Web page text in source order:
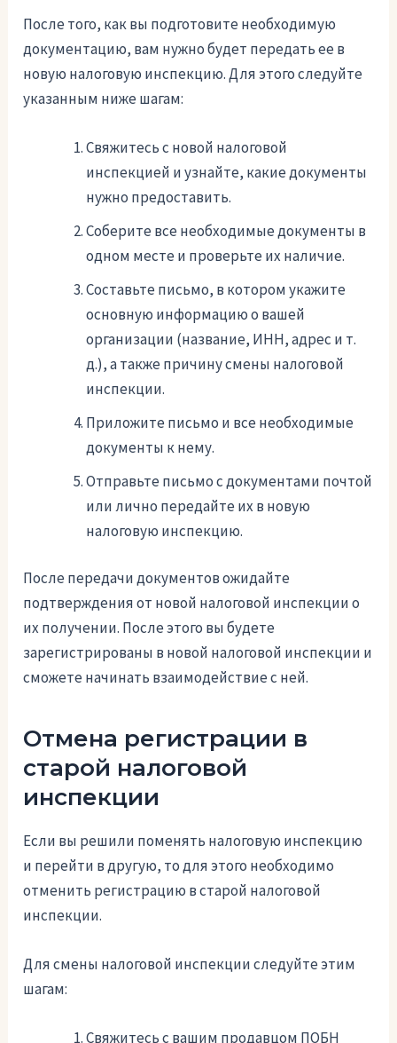
После того, как вы подготовите необходимую
документацию, вам нужно будет передать ее в
новую налоговую инспекцию. Для этого следуйте
указанным ниже шагам:
Свяжитесь с новой налоговой
инспекцией и узнайте, какие документы
нужно предоставить.
Соберите все необходимые документы в
одном месте и проверьте их наличие.
Составьте письмо, в котором укажите
основную информацию о вашей
организации (название, ИНН, адрес и т.
д.), а также причину смены налоговой
инспекции.
Приложите письмо и все необходимые
документы к нему.
Отправьте письмо с документами почтой
или лично передайте их в новую
налоговую инспекцию.
После передачи документов ожидайте
подтверждения от новой налоговой инспекции о
их получении. После этого вы будете
зарегистрированы в новой налоговой инспекции и
сможете начинать взаимодействие с ней.
Отмена регистрации в
старой налоговой
инспекции
Если вы решили поменять налоговую инспекцию
и перейти в другую, то для этого необходимо
отменить регистрацию в старой налоговой
инспекции.
Для смены налоговой инспекции следуйте этим
шагам:
Свяжитесь с вашим продавцом ПОБН